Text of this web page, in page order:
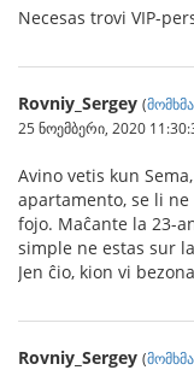
Necesas trovi VIP-
Rovniy_Sergey (
25 ნოემბერი, 2020
Avino vetis kun
apartamento, se li
fojo. Maĉante la 23-
simple ne estas sur
Jen ĉio, kion vi
Rovniy_Sergey (